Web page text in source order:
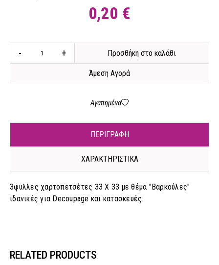
0,20 €
- + Προσθήκη στο καλάθι
Άμεση Αγορά
Αγαπημένα
ΠΕΡΙΓΡΑΦΗ
ΧΑΡΑΚΤΗΡΙΣΤΙΚΑ
3φυλλες χαρτοπετσέτες 33 X 33 με θέμα "Βαρκούλες"
ιδανικές για Decoupage και κατασκευές.
RELATED PRODUCTS